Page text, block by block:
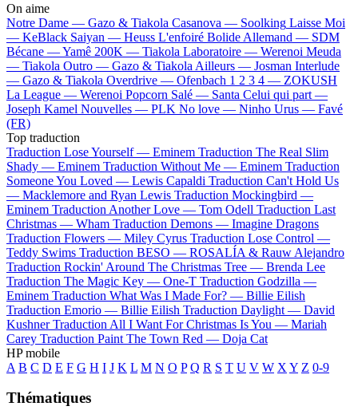
On aime
Notre Dame — Gazo & Tiakola Casanova — Soolking Laisse Moi
— KeBlack Saiyan — Heuss L'enfoiré Bolide Allemand — SDM
Bécane —Yamê 200K — Tiakola Laboratoire — Werenoi Meuda
— Tiakola Outro — Gazo & Tiakola Ailleurs — Josman Interlude
— Gazo & Tiakola Overdrive — Ofenbach 1 2 3 4 — ZOKUSH
La League — Werenoi Popcorn Salé — Santa Celui qui part —
Joseph Kamel Nouvelles — PLK No love — Ninho Urus — Favé
(FR)
Top traduction
Traduction Lose Yourself — Eminem Traduction The Real Slim
Shady — Eminem Traduction Without Me — Eminem Traduction
Someone You Loved — Lewis Capaldi Traduction Can't Hold Us
— Macklemore and Ryan Lewis Traduction Mockingbird —
Eminem Traduction Another Love — Tom Odell Traduction Last
Christmas — Wham Traduction Demons — Imagine Dragons
Traduction Flowers — Miley Cyrus Traduction Lose Control —
Teddy Swims Traduction BESO — ROSALÍA & Rauw Alejandro
Traduction Rockin' Around The Christmas Tree — Brenda Lee
Traduction The Magic Key — One-T Traduction Godzilla —
Eminem Traduction What Was I Made For? — Billie Eilish
Traduction Emorio — Billie Eilish Traduction Daylight — David
Kushner Traduction All I Want For Christmas Is You — Mariah
Carey Traduction Paint The Town Red — Doja Cat
HP mobile
A B C D E F G H I J K L M N O P Q R S T U V W X Y Z 0-9
Thématiques